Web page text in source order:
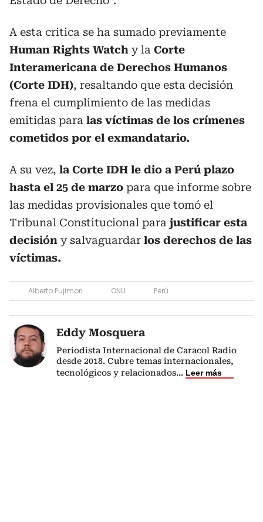
A esta critica se ha sumado previamente
Human Rights Watch y la Corte
Interamericana de Derechos Humanos
(Corte IDH), resaltando que esta decisión
frena el cumplimiento de las medidas
emitidas para las víctimas de los crímenes
cometidos por el exmandatario.
A su vez, la Corte IDH le dio a Perú plazo
hasta el 25 de marzo para que informe sobre
las medidas provisionales que tomó el
Tribunal Constitucional para justificar esta
decisión y salvaguardar los derechos de las
víctimas.
Alberto Fujimori ONU Perú
Eddy Mosquera
Periodista Internacional de Caracol Radio
desde 2018. Cubre temas internacionales,
tecnológicos y relacionados... Leer más